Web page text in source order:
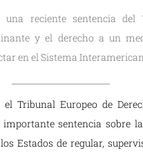
una reciente sentencia del
y el derecho a un
en el Sistema
el Tribunal Europeo de
sentencia sobre
Estados de regular,